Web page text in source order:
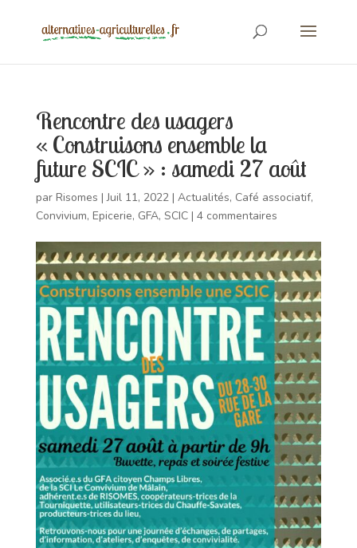
Rencontre des usagers
« Construisons ensemble la
future SCIC » : samedi 27 août
par Risomes |Juil 11, 2022| Actualités, Café associatif,
Convivium, Epicerie, GFA, SCIC| 4 commentaires